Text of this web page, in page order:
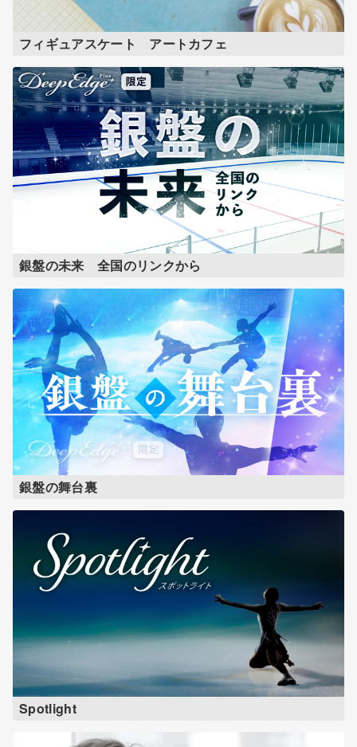
フィギュアスケート アートカフェ
銀盤の未来 全国のリンクから
銀盤の舞台裏
Spotlight